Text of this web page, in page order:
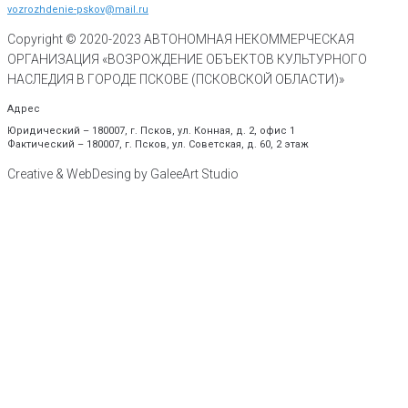
vozrozhdenie-pskov@mail.ru
Copyright © 2020-2023 АВТОНОМНАЯ НЕКОММЕРЧЕСКАЯ
ОРГАНИЗАЦИЯ «ВОЗРОЖДЕНИЕ ОБЪЕКТОВ КУЛЬТУРНОГО
НАСЛЕДИЯ В ГОРОДЕ ПСКОВЕ (ПСКОВСКОЙ ОБЛАСТИ)»
Адрес
Юридический – 180007, г. Псков, ул. Конная, д. 2, офис 1
Фактический – 180007, г. Псков, ул. Советская, д. 60, 2 этаж
Creative & WebDesing by GaleeArt Studio